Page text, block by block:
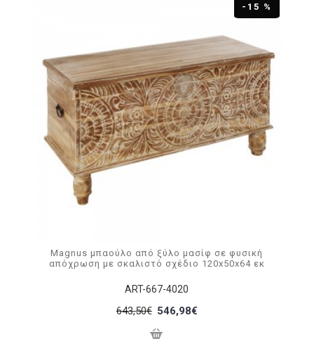
-15 %
ART-667-4020
Magnus μπαούλο από ξύλο μασίφ σε φυσική
απόχρωση με σκαλιστό σχέδιο 120x50x64 εκ
643,50€ 546,98€